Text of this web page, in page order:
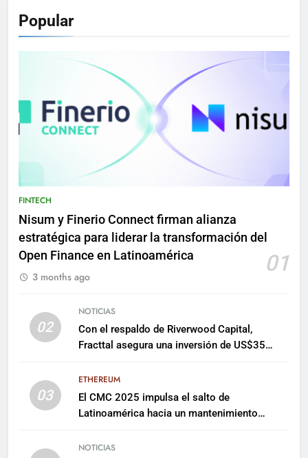
Popular
FINTECH
Nisum y Finerio Connect firman alianza
estratégica para liderar la transformación del
Open Finance en Latinoamérica
01
3 months ago
02
NOTICIAS
Con el respaldo de Riverwood Capital,
Fracttal asegura una inversión de US$35
03
ETHEREUM
El CMC 2025 impulsa el salto de
Latinoamérica hacia un mantenimiento
NOTICIAS